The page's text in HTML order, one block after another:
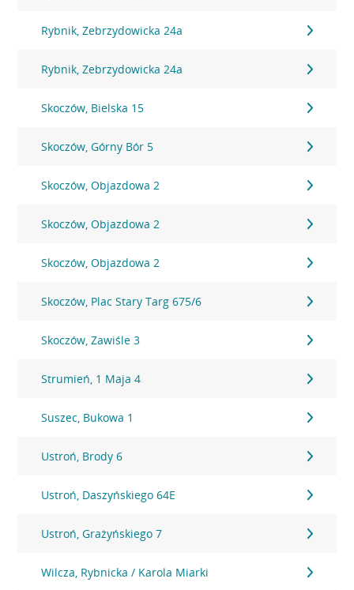
Rybnik, Zebrzydowicka 24a
Rybnik, Zebrzydowicka 24a
Skoczów, Bielska 15
Skoczów, Górny Bór 5
Skoczów, Objazdowa 2
Skoczów, Objazdowa 2
Skoczów, Objazdowa 2
Skoczów, Plac Stary Targ 675/6
Skoczów, Zawiśle 3
Strumień, 1 Maja 4
Suszec, Bukowa 1
Ustroń, Brody 6
Ustroń, Daszyńskiego 64E
Ustroń, Grażyńskiego 7
Wilcza, Rybnicka / Karola Miarki